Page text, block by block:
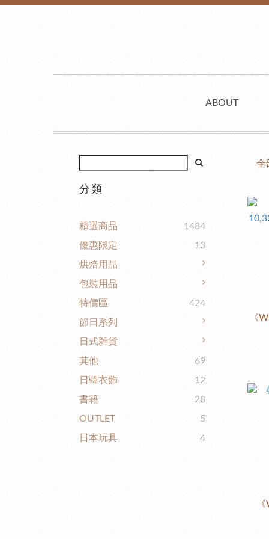
ABOUT
分類
精選商品
1484
優惠限定
13
烘焙用品
包裝用品
特價區
424
節日系列
日式雜貨
其他
69
日韓衣飾
12
書籍
28
OUTLET
5
日本玩具
4
全
《